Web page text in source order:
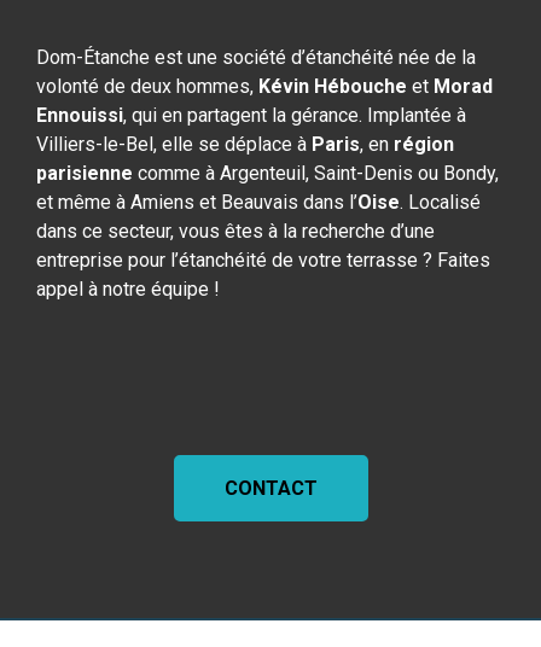
Dom-Étanche est une société d’étanchéité née de la
volonté de deux hommes, Kévin Hébouche et Morad
Ennouissi, qui en partagent la gérance. Implantée à
Villiers-le-Bel, elle se déplace à Paris, en région
parisienne comme à Argenteuil, Saint-Denis ou Bondy,
et même à Amiens et Beauvais dans l’Oise. Localisé
dans ce secteur, vous êtes à la recherche d’une
entreprise pour l’étanchéité de votre terrasse ? Faites
appel à notre équipe !
CONTACT